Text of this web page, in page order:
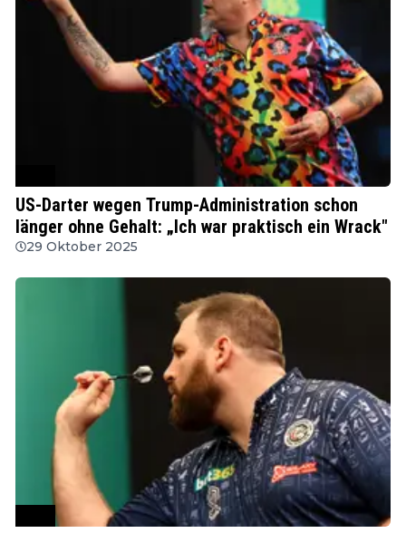
US-Darter wegen Trump-Administration schon
länger ohne Gehalt: „Ich war praktisch ein Wrack"
29 Oktober 2025